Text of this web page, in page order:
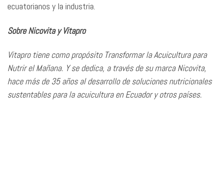
ecuatorianos y la industria.
Sobre Nicovita y Vitapro
Vitapro tiene como propósito Transformar la Acuicultura para
Nutrir el Mañana. Y se dedica, a través de su marca Nicovita,
hace más de 35 años al desarrollo de soluciones nutricionales
sustentables para la acuicultura en Ecuador y otros países.